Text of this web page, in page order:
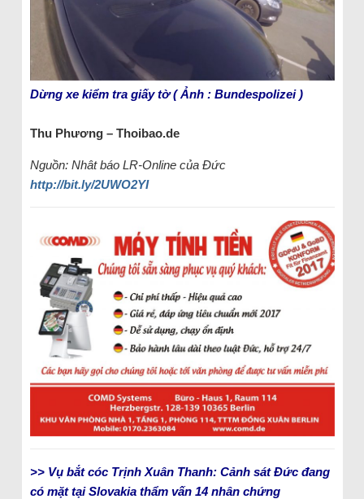
Dừng xe kiểm tra giấy tờ ( Ảnh : Bundespolizei )
Thu Phương – Thoibao.de
Nguồn: Nhât báo LR-Online của Đức
http://bit.ly/2UWO2YI
>> Vụ bắt cóc Trịnh Xuân Thanh: Cảnh sát Đức đang
có mặt tại Slovakia thẩm vấn 14 nhân chứng